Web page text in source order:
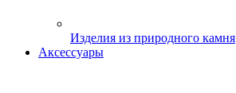
Изделия из природного камня
Аксессуары